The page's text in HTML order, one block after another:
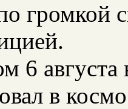
громкой
6 августа
в